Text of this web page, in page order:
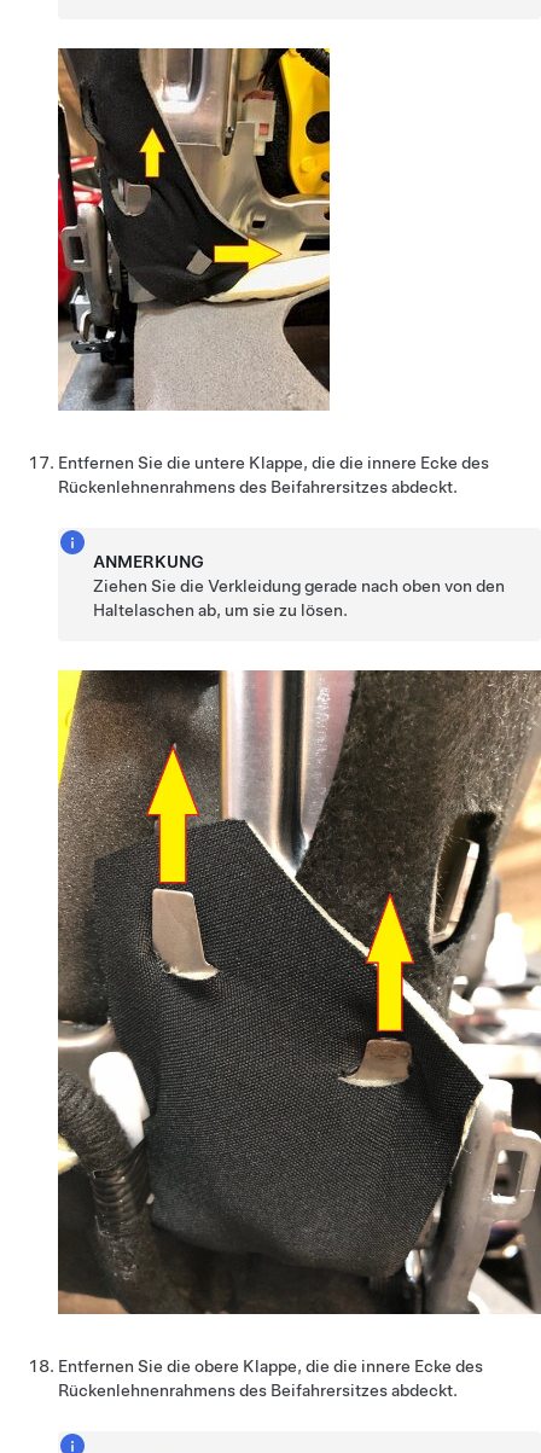
Entfernen Sie die untere Klappe, die die innere Ecke des
Rückenlehnenrahmens des Beifahrersitzes abdeckt.
ANMERKUNG
Ziehen Sie die Verkleidung gerade nach oben von den
Haltelaschen ab, um sie zu lösen.
Entfernen Sie die obere Klappe, die die innere Ecke des
Rückenlehnenrahmens des Beifahrersitzes abdeckt.